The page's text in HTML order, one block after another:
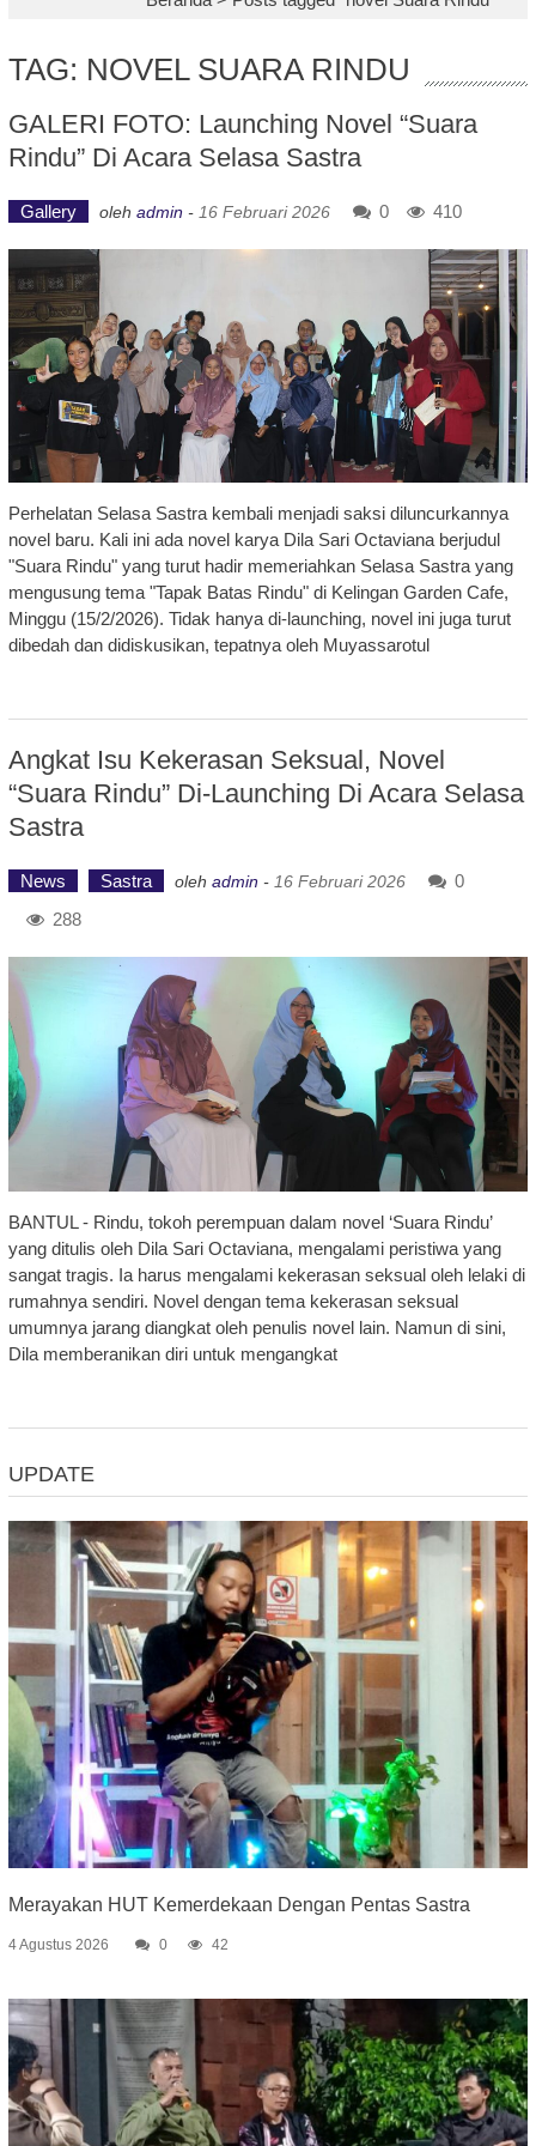
TAG: NOVEL SUARA RINDU
GALERI FOTO: Launching Novel “Suara
Rindu” Di Acara Selasa Sastra
Gallery oleh admin - 16 Februari 2026 0 410
Perhelatan Selasa Sastra kembali menjadi saksi diluncurkannya
novel baru. Kali ini ada novel karya Dila Sari Octaviana berjudul
"Suara Rindu" yang turut hadir memeriahkan Selasa Sastra yang
mengusung tema "Tapak Batas Rindu" di Kelingan Garden Cafe,
Minggu (15/2/2026). Tidak hanya di-launching, novel ini juga turut
dibedah dan didiskusikan, tepatnya oleh Muyassarotul
Angkat Isu Kekerasan Seksual, Novel
“Suara Rindu” Di-Launching Di Acara Selasa
Sastra
News Sastra oleh admin - 16 Februari 2026
0
288
BANTUL - Rindu, tokoh perempuan dalam novel ‘Suara Rindu’
yang ditulis oleh Dila Sari Octaviana, mengalami peristiwa yang
sangat tragis. Ia harus mengalami kekerasan seksual oleh lelaki di
rumahnya sendiri. Novel dengan tema kekerasan seksual
umumnya jarang diangkat oleh penulis novel lain. Namun di sini,
Dila memberanikan diri untuk mengangkat
UPDATE
Merayakan HUT Kemerdekaan Dengan Pentas Sastra
4 Agustus 2026 0 42